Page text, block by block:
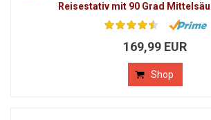
Reisestativ mit 90 Grad
169,99 EUR
Shop